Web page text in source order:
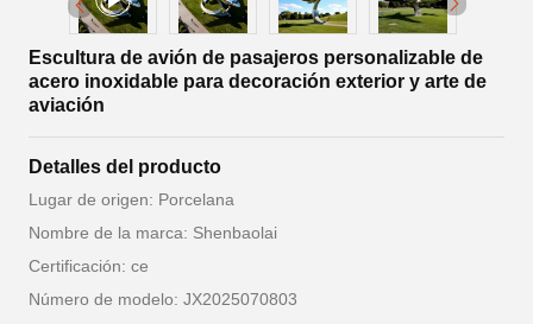
Escultura de avión de pasajeros personalizable de
acero inoxidable para decoración exterior y arte de
aviación
Detalles del producto
Lugar de origen: Porcelana
Nombre de la marca: Shenbaolai
Certificación: ce
Número de modelo: JX2025070803